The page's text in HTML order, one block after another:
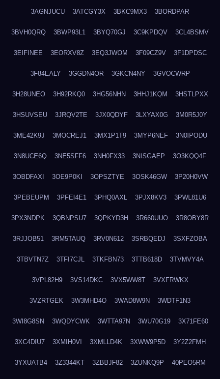
3AGNJUCU 3ATCGY3X 3BKC9MX3 3BORDPAR
3BVH0QRQ 3BWP93L1 3BYQ70GJ 3C9KPDQV 3CL4BSMV
3EIFINEE 3EORXV8Z 3EQ3JWOM 3F09CZ9V 3F1DPDSC
3F84EALY 3GGDN4OR 3GKCN4NY 3GVOCWRP
3H28UNEO 3H92RKQ0 3HG56NHN 3HHJ1KQM 3HSTLPXX
3HSUVSEU 3JRQV2TE 3JX0QDYF 3LXYAX0G 3M0R5J0Y
3ME42K9J 3MOCREJ1 3MX1P1T9 3MYP6NEF 3N0IPODU
3N8UCE6Q 3NE5SFF6 3NH0FX33 3NISGAEP 3O3KQQ4F
3OBDFAXI 3OE9P0KI 3OPSZTYE 3OSK46GW 3P20H0VW
3PEBEUPM 3PFEI4E1 3PHQ0AXL 3PJX8KV3 3PWL81U6
3PX3NDPK 3QBNPSU7 3QPKYD3H 3R660UUO 3R8OBY8R
3RJJOB51 3RM5TAUQ 3RV0N612 3SRBQEDJ 3SXFZOBA
3TBVTN7Z 3TFI7CJL 3TKFBN73 3TTB618D 3TVMVY4A
3VPL82H9 3VS14DKC 3VX5WW8T 3VXFRWKX
3VZRTGEK 3W3MHD4O 3WAD8W9N 3WDTF1N3
3WI8G8SN 3WQDYCWK 3WTTA97N 3WU70G19 3X71FE60
3XC4DIU7 3XMIH0VI 3XMLLD4K 3XWW9P5D 3Y2Z2FMH
3YXUATB4 3Z3344KT 3ZBBJF82 3ZUNKQ9P 40PEO5RM